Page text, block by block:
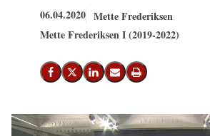
06.04.2020 Mette Frederiksen
Mette Frederiksen I (2019-2022)
Del på Facebook
Del på X (Twitter)
Del på LinkedIn
Send email
Print